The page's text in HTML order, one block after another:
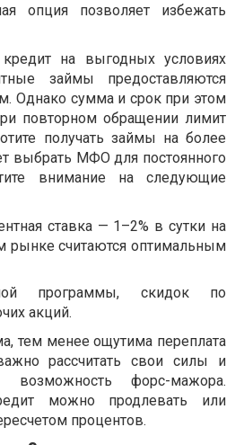
опция позволяет избежать
на выгодных условиях
займы предоставляются
Однако сумма и срок при этом
повторном обращении лимит
получать займы на более
выбрать МФО для постоянного
внимание на следующие
ставка — 1–2% в сутки на
рынке считаются оптимальным
программы, скидок по
акций.
тем менее ощутима переплата
рассчитать свои силы и
возможность форс-мажора.
можно продлевать или
процентов.